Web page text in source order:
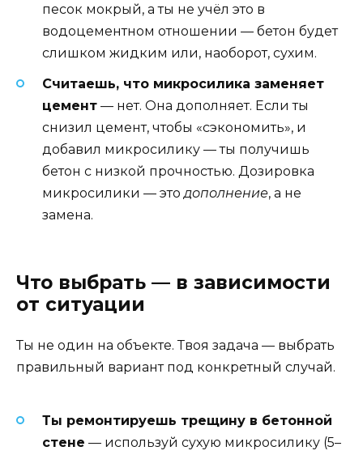
песок мокрый, а ты не учёл это в
водоцементном отношении — бетон будет
слишком жидким или, наоборот, сухим.
Считаешь, что микросилика заменяет
цемент — нет. Она дополняет. Если ты
снизил цемент, чтобы «сэкономить», и
добавил микросилику — ты получишь
бетон с низкой прочностью. Дозировка
микросилики — этодополнение, а не
замена.
Что выбрать — в зависимости
от ситуации
Ты не один на объекте. Твоя задача — выбрать
правильный вариант под конкретный случай.
Ты ремонтируешь трещину в бетонной
стене — используй сухую микросилику (5–